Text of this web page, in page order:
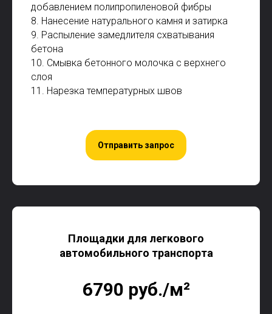
добавлением полипропиленовой фибры
8. Нанесение натурального камня и затирка
9. Распыление замедлителя схватывания
бетона
10. Смывка бетонного молочка с верхнего
слоя
11. Нарезка температурных швов
Отправить запрос
Площадки для легкового
автомобильного транспорта
6790 руб./м²